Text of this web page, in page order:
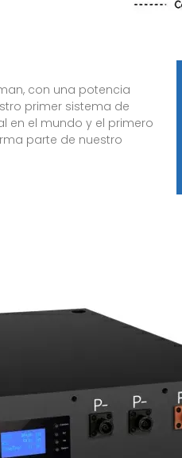
con una potencia
primer sistema de
en el mundo y el primero
parte de nuestro